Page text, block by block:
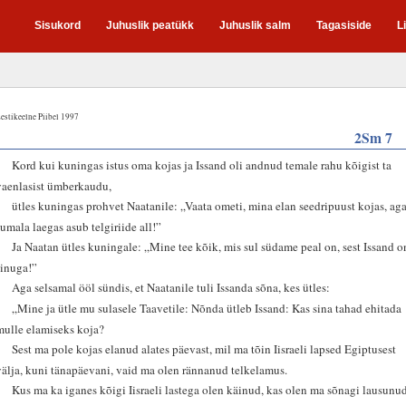
Sisukord Juhuslik peatükk Juhuslik salm Tagasiside
Piibel 1997
2Sm 7
Kord kui kuningas istus oma kojas ja Issand oli andnud temale rahu kõigist ta
ümberkaudu,
ütles kuningas prohvet Naatanile: „Vaata ometi, mina elan seedripuust kojas, aga
laegas asub telgiriide all!”
Ja Naatan ütles kuningale: „Mine tee kõik, mis sul südame peal on, sest Issand
Aga selsamal ööl sündis, et Naatanile tuli Issanda sõna, kes ütles:
„Mine ja ütle mu sulasele Taavetile: Nõnda ütleb Issand: Kas sina tahad ehitada
elamiseks koja?
Sest ma pole kojas elanud alates päevast, mil ma tõin Iisraeli lapsed Egiptusest
kuni tänapäevani, vaid ma olen rännanud telkelamus.
Kus ma ka iganes kõigi Iisraeli lastega olen käinud, kas olen ma sõnagi lausunud